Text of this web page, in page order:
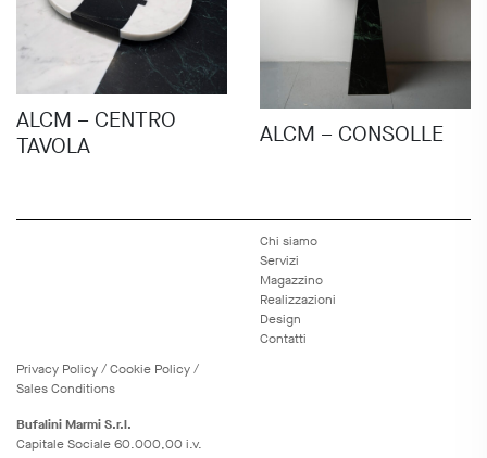
ALCM – CENTRO
TAVOLA
ALCM – CONSOLLE
Privacy Policy/Cookie Policy/
Sales Conditions
Bufalini Marmi S.r.l.
Capitale Sociale 60.000,00 i.v.
Chi siamo
Servizi
Magazzino
Realizzazioni
Design
Contatti